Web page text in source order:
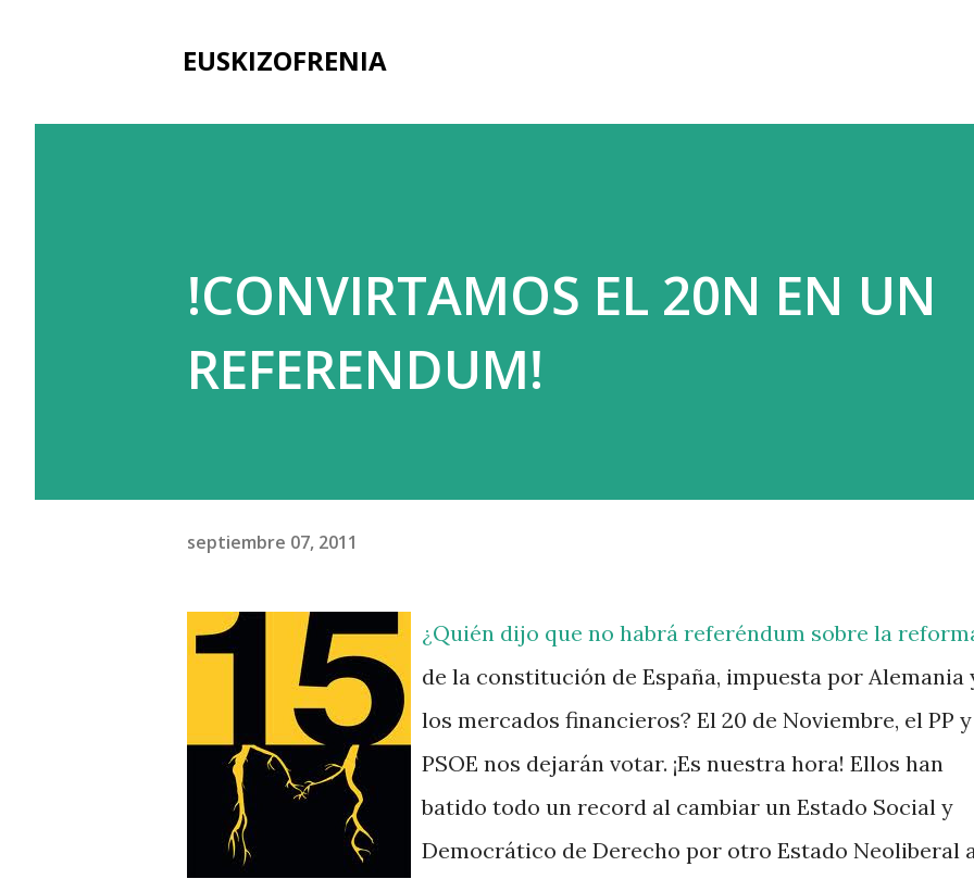
EUSKIZOFRENIA
!CONVIRTAMOS EL 20N EN UN
REFERENDUM!
septiembre 07, 2011
¿Quién dijo que no habrá referéndum sobre la
de la constitución de España, impuesta por Alemania
los mercados financieros? El 20 de Noviembre, el PP y
PSOE nos dejarán votar. ¡Es nuestra hora! Ellos han
batido todo un record al cambiar un Estado Social y
Democrático de Derecho por otro Estado Neoliberal